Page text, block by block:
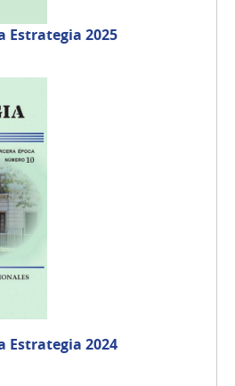
Estrategia 2025
Estrategia 2024